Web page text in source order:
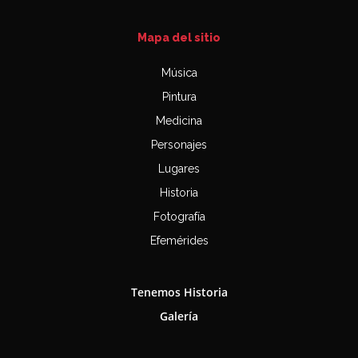
Mapa del sitio
Música
Pintura
Medicina
Personajes
Lugares
Historia
Fotografía
Efemérides
Tenemos Historia
Galería